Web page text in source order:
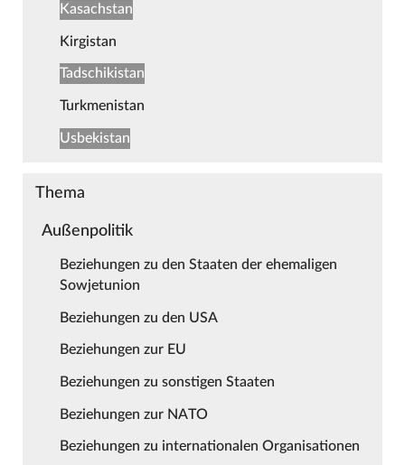
Kasachstan
Kirgistan
Tadschikistan
Turkmenistan
Usbekistan
Thema
Außenpolitik
Beziehungen zu den Staaten der ehemaligen
Sowjetunion
Beziehungen zu den USA
Beziehungen zur EU
Beziehungen zu sonstigen Staaten
Beziehungen zur NATO
Beziehungen zu internationalen Organisationen